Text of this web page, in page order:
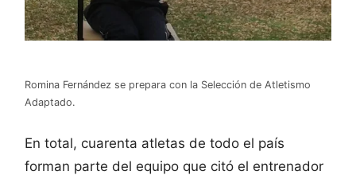
Romina Fernández se prepara con la Selección de Atletismo
Adaptado.
En total, cuarenta atletas de todo el país
forman parte del equipo que citó el entrenador